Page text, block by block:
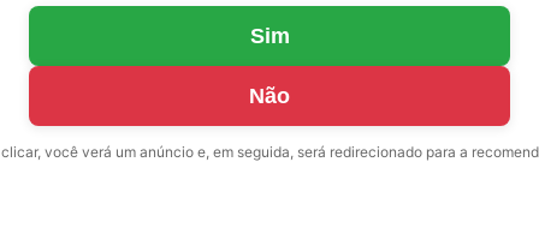
Sim
Não
você verá um anúncio e, em seguida, será redirecionado para a